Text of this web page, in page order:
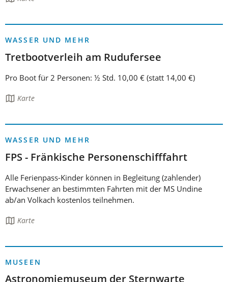
WASSER UND MEHR
Tretbootverleih am Rudufersee
Pro Boot für 2 Personen: ½ Std. 10,00 € (statt 14,00 €)
Die Karte
WASSER UND MEHR
FPS - Fränkische Personenschifffahrt
Alle Ferienpass-Kinder können in Begleitung (zahlender)
Erwachsener an bestimmten Fahrten mit der MS Undine
ab/an Volkach kostenlos teilnehmen.
Die Karte
MUSEEN
Astronomiemuseum der Sternwarte